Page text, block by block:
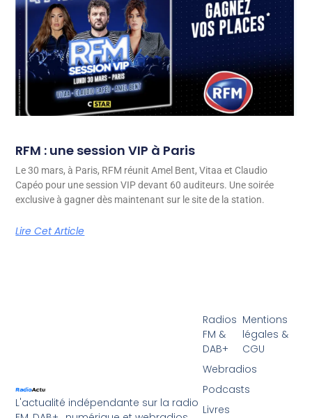
RFM : une session VIP à Paris
Le 30 mars, à Paris, RFM réunit Amel Bent, Vitaa et Claudio
Capéo pour une session VIP devant 60 auditeurs. Une soirée
exclusive à gagner dès maintenant sur le site de la station.
Lire Cet Article
L'actualité indépendante sur la radio
Radios
FM &
DAB+
Webradios
Podcasts
Livres
Mentions
légales &
CGU